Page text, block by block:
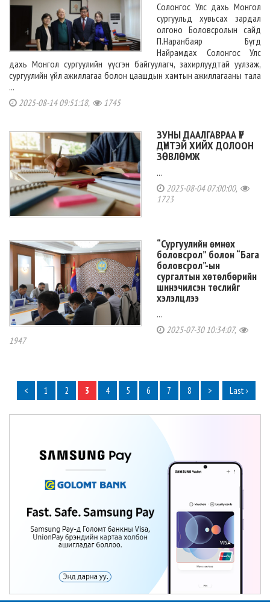
Солонгос Улс дахь Монгол
сургуульд хувьсах зардал
олгоно Боловсролын сайд
П.Наранбаяр Бүгд
Найрамдах Солонгос Улс
дахь Монгол сургуулийн үүсгэн байгуулагч, захирлуудтай уулзаж,
сургуулийн үйл ажиллагаа болон цаашдын хамтын ажиллагааны тала
...
2025-08-14 09:51:18, 1745
ЗУНЫ ДААЛГАВРАА ҮР
ДҮНТЭЙ ХИЙХ ДОЛООН
ЗӨВЛӨМЖ
...
2025-08-04 07:00:00,
1723
“Сургуулийн өмнөх
боловсрол” болон “Бага
боловсрол”-ын
сургалтын хөтөлбөрийн
шинэчилсэн төслийг
хэлэлцлээ
...
2025-07-30 10:34:07,
1947
< 1 2 3 4 5 6 7 8 > Last ›